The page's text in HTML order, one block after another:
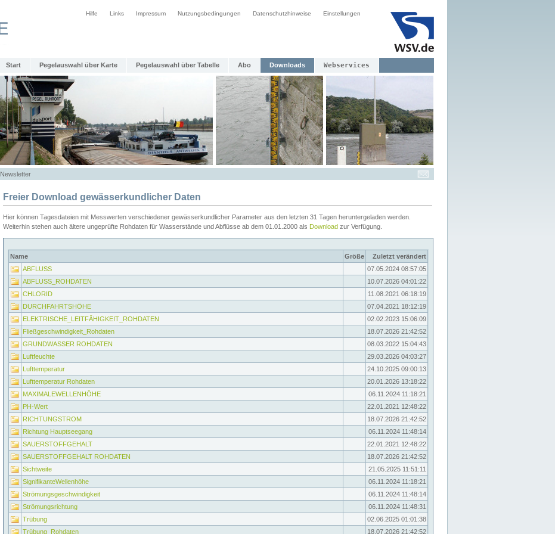
Hilfe Links Impressum Nutzungsbedingungen Datenschutzhinweise Einstellungen
Start Pegelauswahl über Karte Pegelauswahl über Tabelle Abo Downloads Webservices
Newsletter
Freier Download gewässerkundlicher Daten
Hier können Tagesdateien mit Messwerten verschiedener gewässerkundlicher Parameter aus den letzten 31 Tagen heruntergeladen werden.
Weiterhin stehen auch ältere ungeprüfte Rohdaten für Wasserstände und Abflüsse ab dem 01.01.2000 als Download zur Verfügung.
Name Größe
Zuletzt verändert
ABFLUSS
07.05.2024 08:57:05
ABFLUSS_ROHDATEN
10.07.2026 04:01:22
CHLORID
11.08.2021 06:18:19
DURCHFAHRTSHÖHE
07.04.2021 18:12:19
ELEKTRISCHE_LEITFÄHIGKEIT_ROHDATEN
02.02.2023 15:06:09
Fließgeschwindigkeit_Rohdaten
18.07.2026 21:42:52
GRUNDWASSER ROHDATEN
08.03.2022 15:04:43
Luftfeuchte
29.03.2026 04:03:27
Lufttemperatur
24.10.2025 09:00:13
Lufttemperatur Rohdaten
20.01.2026 13:18:22
MAXIMALEWELLENHÖHE
06.11.2024 11:18:21
PH-Wert
22.01.2021 12:48:22
RICHTUNGSTROM
18.07.2026 21:42:52
Richtung Hauptseegang
06.11.2024 11:48:14
SAUERSTOFFGEHALT
22.01.2021 12:48:22
SAUERSTOFFGEHALT ROHDATEN
18.07.2026 21:42:52
Sichtweite
21.05.2025 11:51:11
SignifikanteWellenhöhe
06.11.2024 11:18:21
Strömungsgeschwindigkeit
06.11.2024 11:48:14
Strömungsrichtung
06.11.2024 11:48:31
Trübung
02.06.2025 01:01:38
Trübung_Rohdaten
18.07.2026 21:42:52